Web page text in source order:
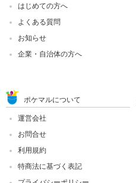
はじめての方へ
よくある質問
お知らせ
企業・自治体の方へ
ポケマルについて
運営会社
お問合せ
利用規約
特商法に基づく表記